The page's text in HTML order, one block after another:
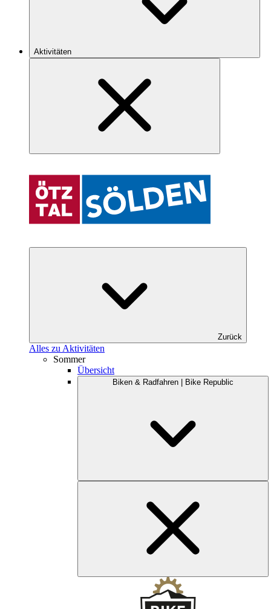
Aktivitäten
Zurück
Alles zu Aktivitäten
Sommer
Übersicht
Biken & Radfahren | Bike Republic